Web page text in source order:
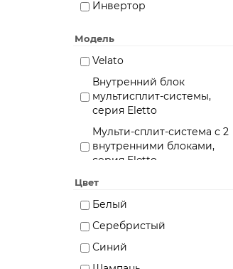
Инвертор
Модель
Velato
Внутренний блок
мультисплит-системы,
серия Eletto
Мульти-сплит-система с 2
внутренними блоками,
серия Eletto
Мульти-сплит-система с 3
серия Eletto
Цвет
Белый
Серебристый
Синий